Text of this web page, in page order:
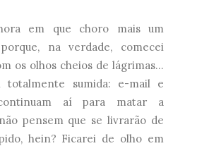
em que choro mais um
na verdade, comecei
os olhos cheios de lágrimas...
totalmente sumida: e-mail e
aí para matar a
pensem que se livrarão de
hein? Ficarei de olho em